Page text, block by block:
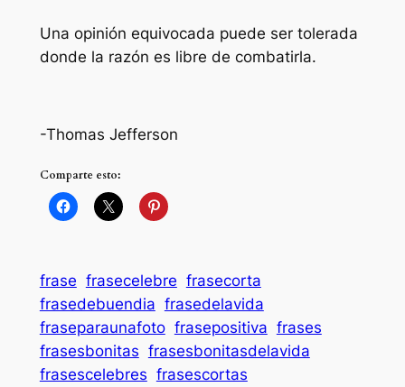
Una opinión equivocada puede ser tolerada
donde la razón es libre de combatirla.
-Thomas Jefferson
Comparte esto:
frase frasecelebre frasecorta
frasedebuendia frasedelavida
fraseparaunafoto frasepositiva frases
frasesbonitas frasesbonitasdelavida
frasescelebres frasescortas